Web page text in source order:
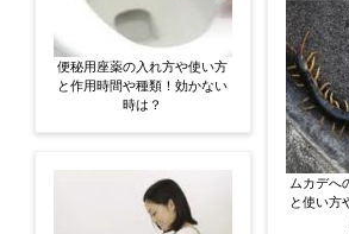
便秘用座薬の入れ方や使い方
と作用時間や種類！効かない
時は？
ムカデへ
と使い方